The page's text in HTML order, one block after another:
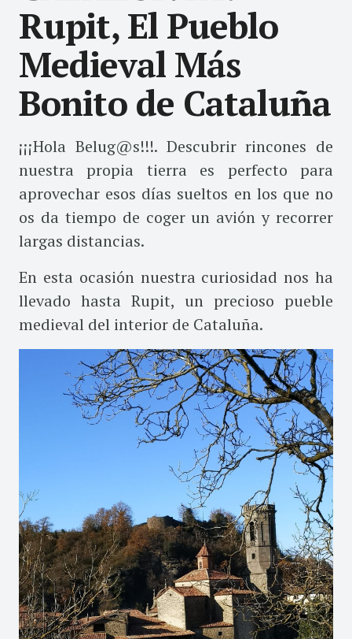
Rupit, El Pueblo
Medieval Más
Bonito de Cataluña
¡¡¡Hola Belug@s!!!. Descubrir rincones de
nuestra propia tierra es perfecto para
aprovechar esos días sueltos en los que no
os da tiempo de coger un avión y recorrer
largas distancias.
En esta ocasión nuestra curiosidad nos ha
llevado hasta Rupit, un precioso pueble
medieval del interior de Cataluña.